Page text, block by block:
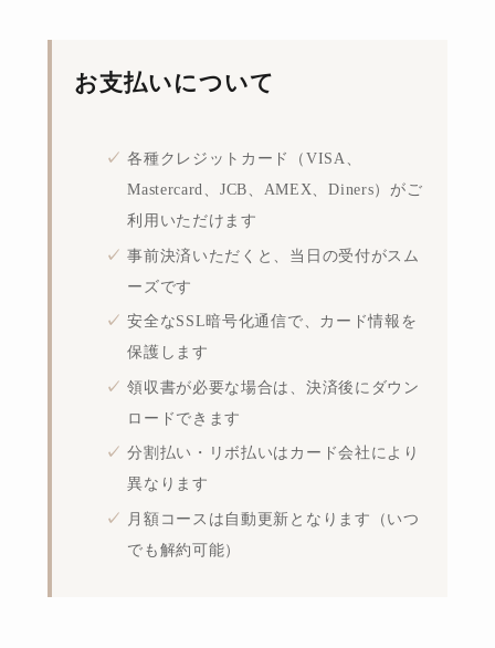
お支払いについて
各種クレジットカード（VISA、
Mastercard、JCB、AMEX、Diners）がご
利用いただけます
事前決済いただくと、当日の受付がスム
ーズです
安全なSSL暗号化通信で、カード情報を
保護します
領収書が必要な場合は、決済後にダウン
ロードできます
分割払い・リボ払いはカード会社により
異なります
月額コースは自動更新となります（いつ
でも解約可能）